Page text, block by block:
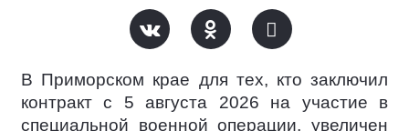
В Приморском крае для тех, кто заключил
контракт c 5 августа 2026 на участие в
специальной военной операции, увеличен